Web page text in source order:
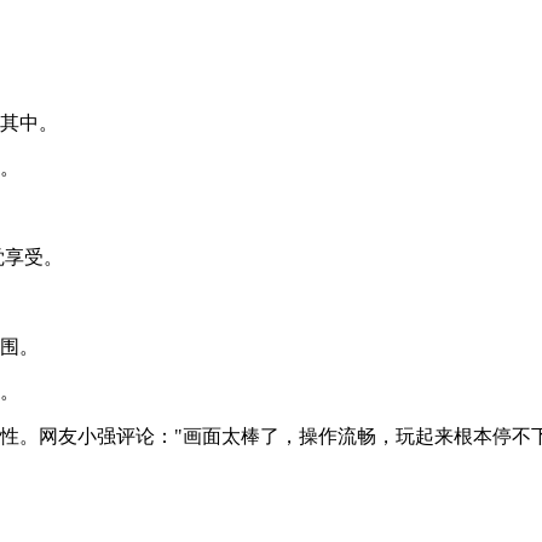
中。
受。
。
。网友小强评论："画面太棒了，操作流畅，玩起来根本停不